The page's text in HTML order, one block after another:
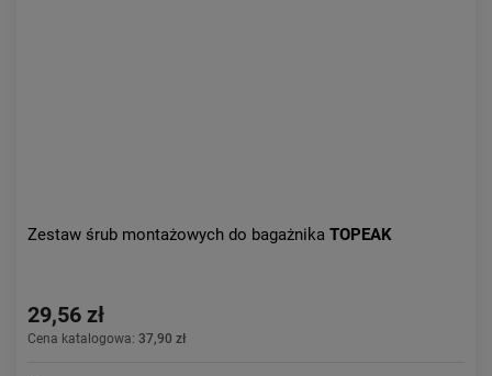
Zestaw śrub montażowych do bagażnika TOPEAK
29,56 zł
Cena katalogowa: 37,90 zł